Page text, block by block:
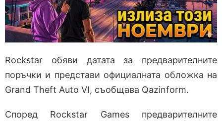
Rockstar обяви датата за предварителните
поръчки и представи официалната обложка на
Grand Theft Auto VI, съобщава Qazinform.
Според Rockstar Games предварителните